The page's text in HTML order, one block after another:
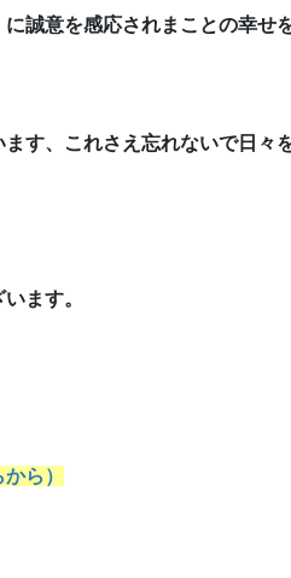
に誠意を感応されまことの幸せ
す、これさえ忘れないで日々
ます。
から）